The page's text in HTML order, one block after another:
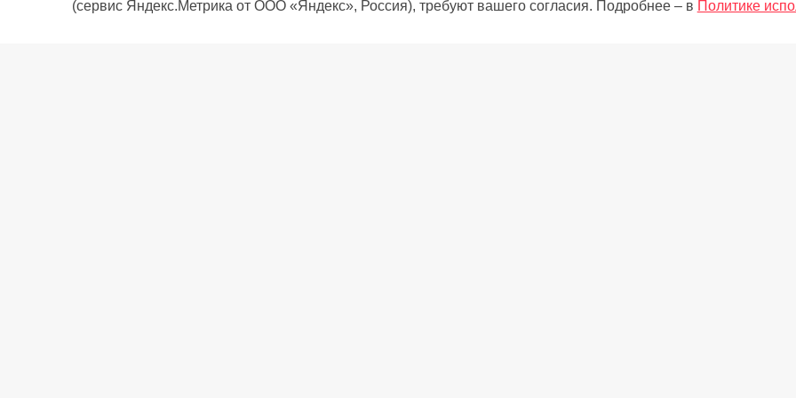
(сервис Яндекс.Метрика от ООО «Яндекс», Россия), требуют вашего согласия. Подробнее – в Политике